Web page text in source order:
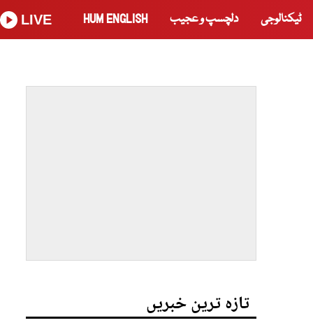
ٹیکنالوجی دلچسپ و عجیب HUM ENGLISH
LIVE
تازہ ترین خبریں